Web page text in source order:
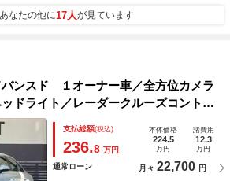
なたの他に17人が見ています
ンスド １オーナー車／全方位カメラ
ドライト／レーダークルーズコントロ
トモニター／ＡｐｐｌｅＣａｒＰｌａ
ト／クリアランスソナー
支払総額(税込)
236.8 万円
本体価格
224.5
万円
諸費用
12.3
万円
通常ローン 月々 22,700 円